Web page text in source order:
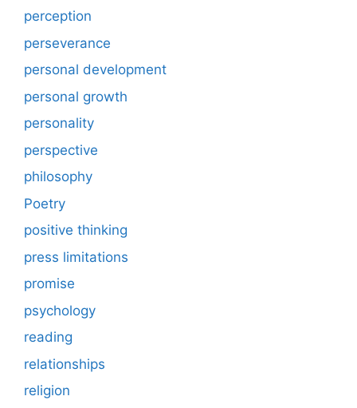
perception
perseverance
personal development
personal growth
personality
perspective
philosophy
Poetry
positive thinking
press limitations
promise
psychology
reading
relationships
religion